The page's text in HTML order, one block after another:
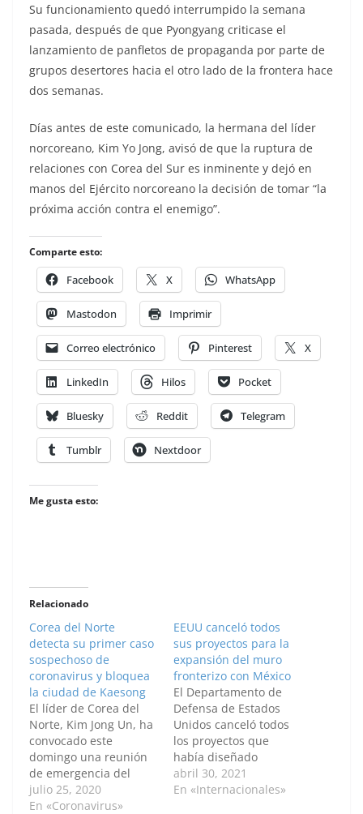
Su funcionamiento quedó interrumpido la semana
pasada, después de que Pyongyang criticase el
lanzamiento de panfletos de propaganda por parte de
grupos desertores hacia el otro lado de la frontera hace
dos semanas.
Días antes de este comunicado, la hermana del líder
norcoreano, Kim Yo Jong, avisó de que la ruptura de
relaciones con Corea del Sur es inminente y dejó en
manos del Ejército norcoreano la decisión de tomar “la
próxima acción contra el enemigo”.
Comparte esto:
Facebook X WhatsApp
Mastodon Imprimir
Correo electrónico Pinterest X
LinkedIn Hilos Pocket
Bluesky Reddit Telegram
Tumblr Nextdoor
Me gusta esto:
Relacionado
Corea del Norte
detecta su primer caso
sospechoso de
coronavirus y bloquea
la ciudad de Kaesong
El líder de Corea del
Norte, Kim Jong Un, ha
convocado este
domingo una reunión
de emergencia del
Comité Central del
Partido de los
julio 25, 2020
En «Coronavirus»
EEUU canceló todos
sus proyectos para la
expansión del muro
fronterizo con México
El Departamento de
Defensa de Estados
Unidos canceló todos
los proyectos que
había diseñado
durante el gobierno de
Donald Trump para
abril 30, 2021
En «Internacionales»